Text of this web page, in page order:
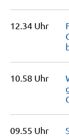
12.34 Uhr
10.58 Uhr
09.55 Uhr